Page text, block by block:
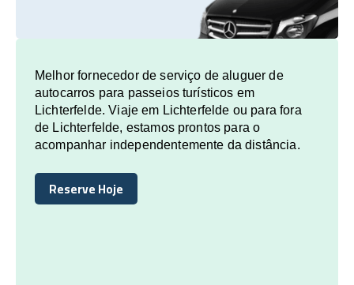
Melhor fornecedor de serviço de aluguer de
autocarros para passeios turísticos em
Lichterfelde. Viaje em Lichterfelde ou para fora
de Lichterfelde, estamos prontos para o
acompanhar independentemente da distância.
Reserve Hoje
Reserve Hoje